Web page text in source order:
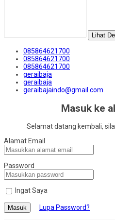
Lihat
085864621700
085864621700
085864621700
geraibaja
geraibaja
geraibajaindo@gmail.com
Masuk ke
Selamat datang kembali,
Alamat Email
Password
Ingat Saya
Masuk Lupa Password?